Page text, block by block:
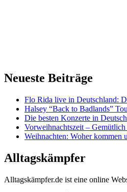
Neueste Beiträge
Flo Rida live in Deutschland:
Halsey “Back to Badlands”
Die besten Konzerte in
Vorweihnachtszeit – Gemütlich
Weihnachten: Woher kommen
Alltagskämpfer
Alltagskämpfer.de ist eine online